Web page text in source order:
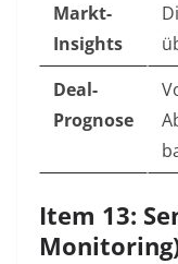
Markt-
Insights
Deal-
Prognose
Item 13: